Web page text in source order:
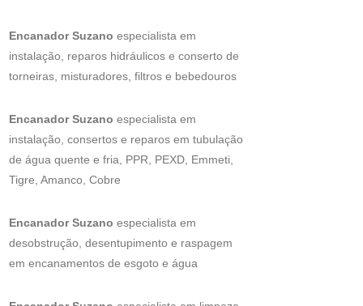
Encanador Suzano especialista em
instalação, reparos hidráulicos e conserto de
torneiras, misturadores, filtros e bebedouros
Encanador Suzano especialista em
instalação, consertos e reparos em tubulação
de água quente e fria, PPR, PEXD, Emmeti,
Tigre, Amanco, Cobre
Encanador Suzano especialista em
desobstrução, desentupimento e raspagem
em encanamentos de esgoto e água